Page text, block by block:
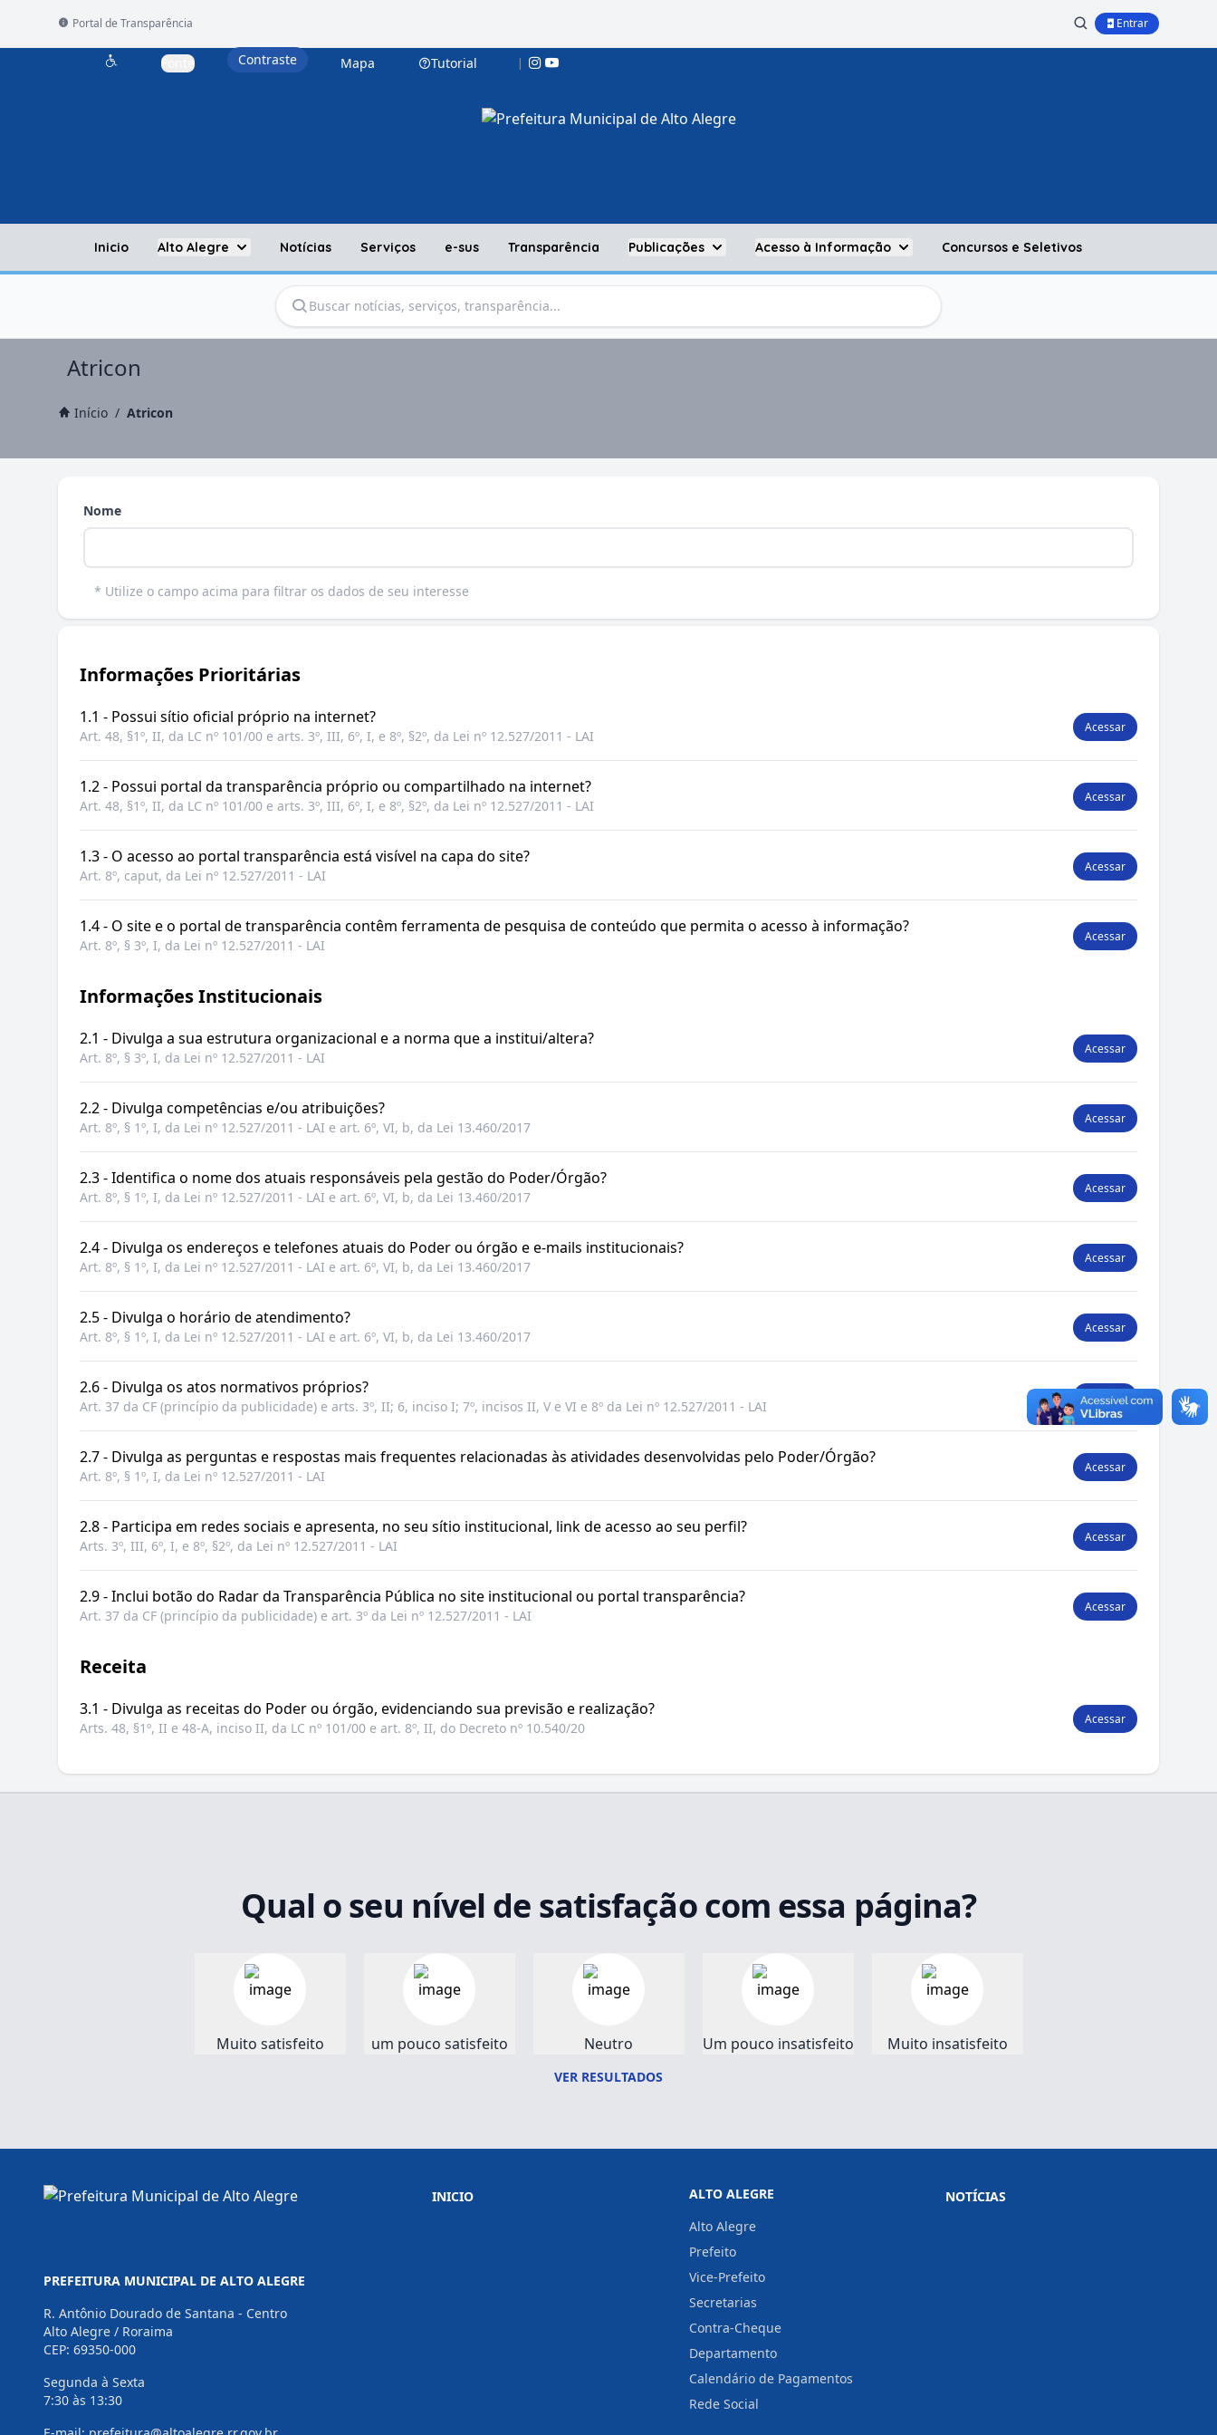
Portal de Transparência Entrar
Acessibilidade
Fonte Contraste Mapa Tutorial |
Inicio Alto Alegre Notícias Serviços e-sus Transparência Publicações Acesso à Informação Concursos e Seletivos
Atricon
Início / Atricon
Nome
* Utilize o campo acima para filtrar os dados de seu interesse
Informações Prioritárias
1.1 - Possui sítio oficial próprio na internet?
Art. 48, §1º, II, da LC nº 101/00 e arts. 3º, III, 6º, I, e 8º, §2º, da Lei nº 12.527/2011 - LAI
Acessar
1.2 - Possui portal da transparência próprio ou compartilhado na internet?
Art. 48, §1º, II, da LC nº 101/00 e arts. 3º, III, 6º, I, e 8º, §2º, da Lei nº 12.527/2011 - LAI
Acessar
1.3 - O acesso ao portal transparência está visível na capa do site?
Art. 8º, caput, da Lei nº 12.527/2011 - LAI
Acessar
1.4 - O site e o portal de transparência contêm ferramenta de pesquisa de conteúdo que permita o acesso à informação?
Art. 8º, § 3º, I, da Lei nº 12.527/2011 - LAI
Acessar
Informações Institucionais
2.1 - Divulga a sua estrutura organizacional e a norma que a institui/altera?
Art. 8º, § 3º, I, da Lei nº 12.527/2011 - LAI
Acessar
2.2 - Divulga competências e/ou atribuições?
Art. 8º, § 1º, I, da Lei nº 12.527/2011 - LAI e art. 6º, VI, b, da Lei 13.460/2017
Acessar
2.3 - Identifica o nome dos atuais responsáveis pela gestão do Poder/Órgão?
Art. 8º, § 1º, I, da Lei nº 12.527/2011 - LAI e art. 6º, VI, b, da Lei 13.460/2017
Acessar
2.4 - Divulga os endereços e telefones atuais do Poder ou órgão e e-mails institucionais?
Art. 8º, § 1º, I, da Lei nº 12.527/2011 - LAI e art. 6º, VI, b, da Lei 13.460/2017
Acessar
2.5 - Divulga o horário de atendimento?
Art. 8º, § 1º, I, da Lei nº 12.527/2011 - LAI e art. 6º, VI, b, da Lei 13.460/2017
Acessar
2.6 - Divulga os atos normativos próprios?
Art. 37 da CF (princípio da publicidade) e arts. 3º, II; 6, inciso I; 7º, incisos II, V e VI e 8º da Lei nº 12.527/2011 - LAI
Acessar
2.7 - Divulga as perguntas e respostas mais frequentes relacionadas às atividades desenvolvidas pelo Poder/Órgão?
Art. 8º, § 1º, I, da Lei nº 12.527/2011 - LAI
Acessar
2.8 - Participa em redes sociais e apresenta, no seu sítio institucional, link de acesso ao seu perfil?
Arts. 3º, III, 6º, I, e 8º, §2º, da Lei nº 12.527/2011 - LAI
Acessar
2.9 - Inclui botão do Radar da Transparência Pública no site institucional ou portal transparência?
Art. 37 da CF (princípio da publicidade) e art. 3º da Lei nº 12.527/2011 - LAI
Acessar
Receita
3.1 - Divulga as receitas do Poder ou órgão, evidenciando sua previsão e realização?
Arts. 48, §1º, II e 48-A, inciso II, da LC nº 101/00 e art. 8º, II, do Decreto nº 10.540/20
Acessar
Qual o seu nível de satisfação com essa página?
Muito satisfeito um pouco satisfeito Neutro Um pouco insatisfeito Muito insatisfeito
VER RESULTADOS
PREFEITURA MUNICIPAL DE ALTO ALEGRE
R. Antônio Dourado de Santana - Centro
Alto Alegre / Roraima
CEP: 69350-000
Segunda à Sexta
7:30 às 13:30
INICIO
ALTO ALEGRE
Alto Alegre
Prefeito
Vice-Prefeito
Secretarias
Contra-Cheque
Departamento
Calendário de Pagamentos
Rede Social
NOTÍCIAS